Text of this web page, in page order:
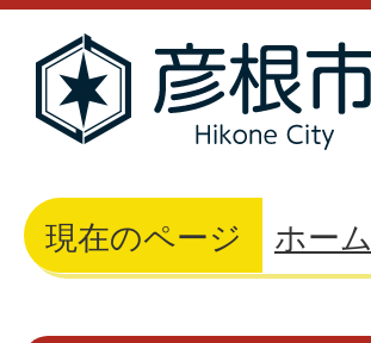
現在のページ ホーム